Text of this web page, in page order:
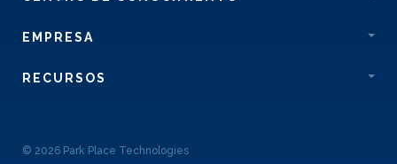
EMPRESA
RECURSOS
© 2026 Park Place Technologies